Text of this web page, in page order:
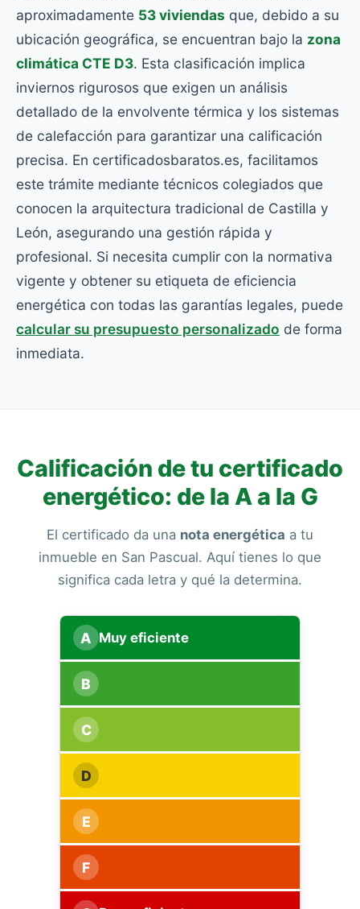
aproximadamente 53 viviendas que, debido a su
ubicación geográfica, se encuentran bajo la zona
climática CTE D3. Esta clasificación implica
inviernos rigurosos que exigen un análisis
detallado de la envolvente térmica y los sistemas
de calefacción para garantizar una calificación
precisa. En certificadosbaratos.es, facilitamos
este trámite mediante técnicos colegiados que
conocen la arquitectura tradicional de Castilla y
León, asegurando una gestión rápida y
profesional. Si necesita cumplir con la normativa
vigente y obtener su etiqueta de eficiencia
energética con todas las garantías legales, puede
calcular su presupuesto personalizado de forma
inmediata.
Calificación de tu certificado
energético: de la A a la G
El certificado da una nota energética a tu
inmueble en San Pascual. Aquí tienes lo que
significa cada letra y qué la determina.
A Muy eficiente
B
C
D
E
F